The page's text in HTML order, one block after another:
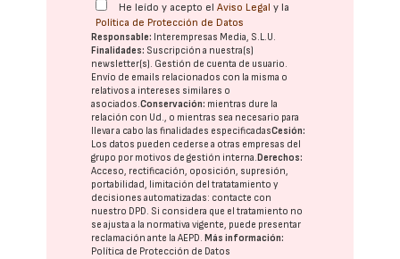
He leído y acepto elAviso Legal y la
Política de Protección de Datos
Responsable: Interempresas Media, S.L.U.
Finalidades: Suscripción a nuestra(s)
newsletter(s). Gestión de cuenta de usuario.
Envío de emails relacionados con la misma o
relativos a intereses similares o
asociados.Conservación: mientras dure la
relación con Ud., o mientras sea necesario para
llevar a cabo las finalidades especificadasCesión:
Los datos pueden cederse a otras empresas del
grupo por motivos de gestión interna. Derechos:
Acceso, rectificación, oposición, supresión,
portabilidad, limitación del tratatamiento y
decisiones automatizadas: contacte con
nuestro DPD. Si considera que el tratamiento no
se ajusta a la normativa vigente, puede presentar
reclamación ante laAEPD. Más información:
Política de Protección de Datos